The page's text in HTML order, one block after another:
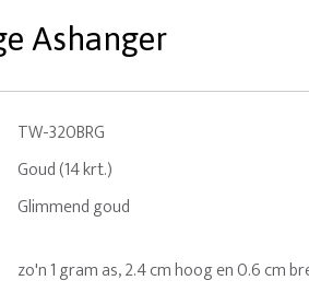
Ashanger
TW-320BRG
Goud (14 krt.)
Glimmend goud
zo'n 1 gram as, 2.4 cm hoog en 0.6 cm